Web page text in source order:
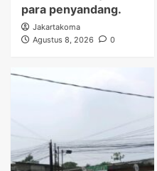
para penyandang.
Jakartakoma
Agustus 8, 2026
0